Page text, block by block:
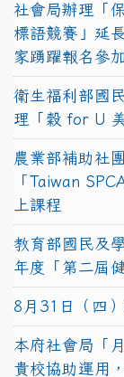
社會局辦理「
標語競賽」延
家踴躍報名參加
衛生福利部國
理「穀 for U
農業部補助社
「Taiwan
上課程
教育部國民及
年度「第二屆
8月31日（四
本府社會局「
貴校協助運用